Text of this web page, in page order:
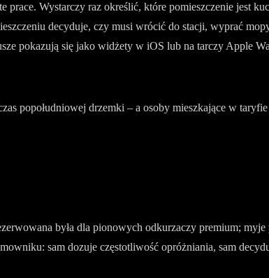
prace. Wystarczy raz określić, które pomieszczenie jest
decyduje, czy musi wrócić do stacji, wyprać
pokazują się jako widżety w iOS lub na tarczy Apple
popołudniowej drzemki – a osoby mieszkające w
była dla pionowych odkurzaczy premium;
sam dozuje częstotliwość opróżniania, sam